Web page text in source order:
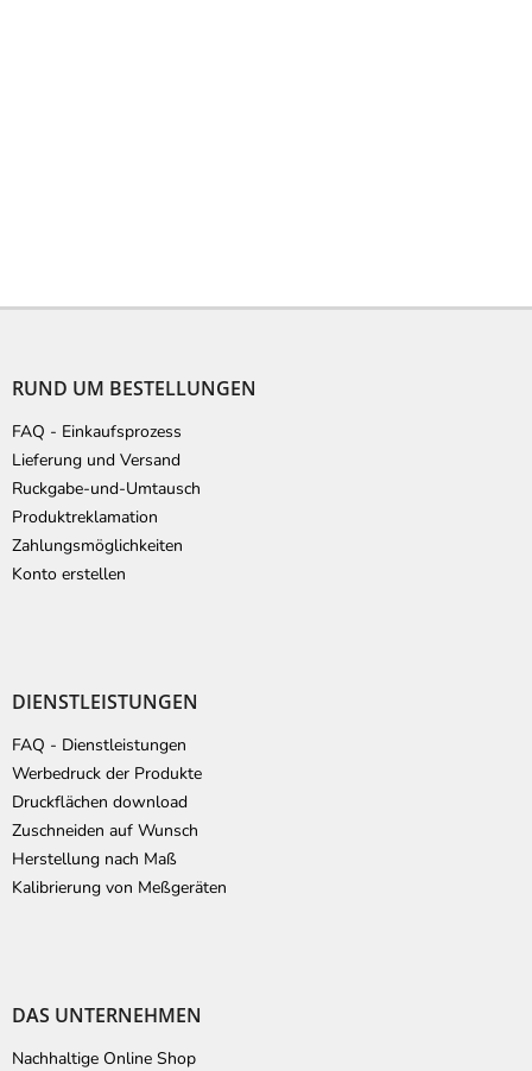
F
RUND UM BESTELLUNGEN
FAQ - Einkaufsprozess
Lieferung und Versand
Ruckgabe-und-Umtausch
Produktreklamation
Zahlungsmöglichkeiten
Konto erstellen
DIENSTLEISTUNGEN
FAQ - Dienstleistungen
Werbedruck der Produkte
Druckflächen download
Zuschneiden auf Wunsch
Herstellung nach Maß
Kalibrierung von Meßgeräten
DAS UNTERNEHMEN
Nachhaltige Online Shop